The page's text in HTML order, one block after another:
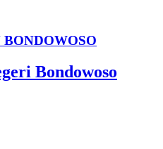
Bondowoso